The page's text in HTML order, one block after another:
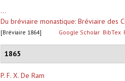
...
Du bréviaire monastique: Bréviaire des
[Bréviaire 1864] Google Scholar BibTex
1865
P. F. X. De Ram